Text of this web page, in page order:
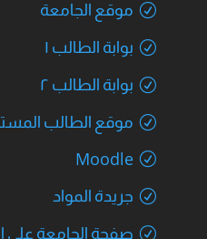
موقع الجامعة
بوابة الطالب ١
بوابة الطالب ٢
موقع الطالب
Moodle
جريدة المواد
صفحة الجامعة على